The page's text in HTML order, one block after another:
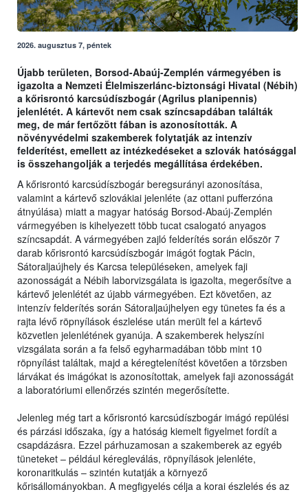
2026. augusztus 7, péntek
Újabb területen, Borsod-Abaúj-Zemplén vármegyében is
igazolta a Nemzeti Élelmiszerlánc-biztonsági Hivatal (Nébih)
a kőrisrontó karcsúdíszbogár (Agrilus planipennis)
jelenlétét. A kártevőt nem csak színcsapdában találták
meg, de már fertőzött fában is azonosították. A
növényvédelmi szakemberek folytatják az intenzív
felderítést, emellett az intézkedéseket a szlovák hatósággal
is összehangolják a terjedés megállítása érdekében.
A kőrisrontó karcsúdíszbogár beregsurányi azonosítása,
valamint a kártevő szlovákiai jelenléte (az ottani pufferzóna
átnyúlása) miatt a magyar hatóság Borsod-Abaúj-Zemplén
vármegyében is kihelyezett több tucat csalogató anyagos
színcsapdát. A vármegyében zajló felderítés során először 7
darab kőrisrontó karcsúdíszbogár imágót fogtak Pácin,
Sátoraljaújhely és Karcsa településeken, amelyek faji
azonosságát a Nébih laborvizsgálata is igazolta, megerősítve a
kártevő jelenlétét az újabb vármegyében. Ezt követően, az
intenzív felderítés során Sátoraljaújhelyen egy tünetes fa és a
rajta lévő röpnyílások észlelése után merült fel a kártevő
közvetlen jelenlétének gyanúja. A szakemberek helyszíni
vizsgálata során a fa felső egyharmadában több mint 10
röpnyílást találtak, majd a kéregtelenítést követően a törzsben
lárvákat és imágókat is azonosítottak, amelyek faji azonosságát
a laboratóriumi ellenőrzés szintén megerősítette.
Jelenleg még tart a kőrisrontó karcsúdíszbogár imágó repülési
és párzási időszaka, így a hatóság kiemelt figyelmet fordít a
csapdázásra. Ezzel párhuzamosan a szakemberek az egyéb
tüneteket – például kéregleválás, röpnyílások jelenléte,
koronaritkulás – szintén kutatják a környező
kőrisállományokban. A megfigyelés célja a korai észlelés és az